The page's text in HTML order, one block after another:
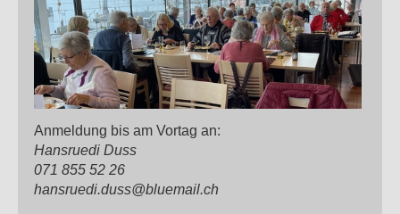
Anmeldung bis am Vortag an:
Hansruedi Duss
071 855 52 26
hansruedi.duss@bluemail.ch